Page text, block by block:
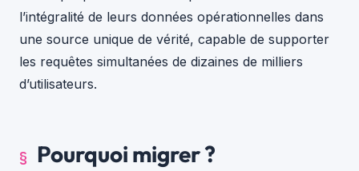
l’intégralité de leurs données opérationnelles dans
une source unique de vérité, capable de supporter
les requêtes simultanées de dizaines de milliers
d’utilisateurs.
Pourquoi migrer ?